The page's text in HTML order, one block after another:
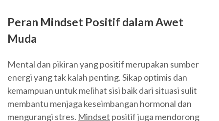
Peran Mindset Positif dalam Awet
Muda
Mental dan pikiran yang positif merupakan sumber
energi yang tak kalah penting. Sikap optimis dan
kemampuan untuk melihat sisi baik dari situasi sulit
membantu menjaga keseimbangan hormonal dan
mengurangi stres. Mindset positif juga mendorong